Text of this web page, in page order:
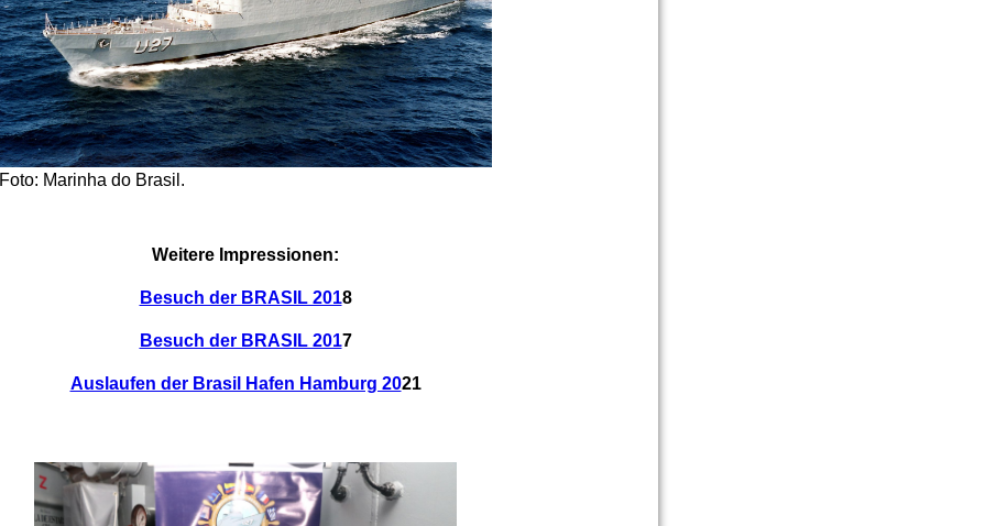
Foto: Marinha do Brasil.
Weitere Impressionen:
Besuch der BRASIL 2018
Besuch der BRASIL 2017
Auslaufen der Brasil Hafen Hamburg 2021